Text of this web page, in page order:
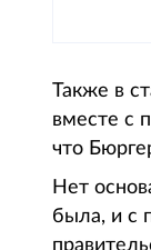
Также в
вместе с
что
Нет
была, и с